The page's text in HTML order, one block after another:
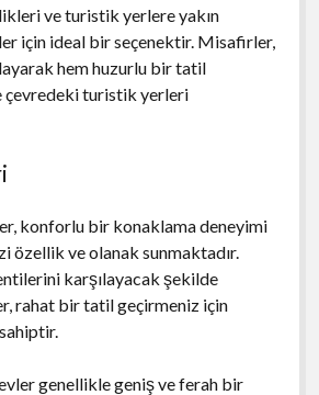
ve turistik yerlere yakın
için ideal bir seçenektir. Misafirler,
hem huzurlu bir tatil
çevredeki turistik yerleri
konforlu bir konaklama deneyimi
özellik ve olanak sunmaktadır.
karşılayacak şekilde
rahat bir tatil geçirmeniz için
genellikle geniş ve ferah bir